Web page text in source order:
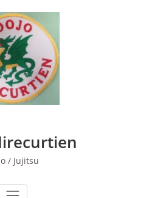
/ Jujitsu